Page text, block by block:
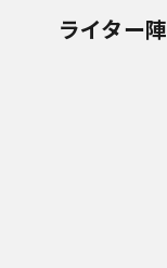
ライター陣